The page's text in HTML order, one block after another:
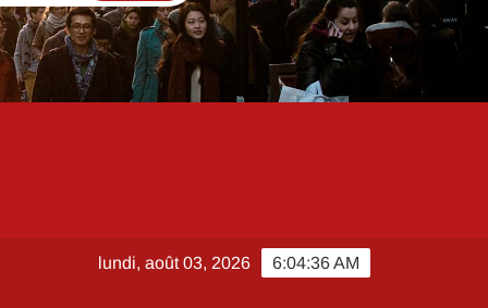
6:04:37 AM
lundi, août 03, 2026